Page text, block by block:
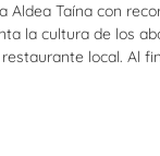
Taína con
la cultura de los
local. Al